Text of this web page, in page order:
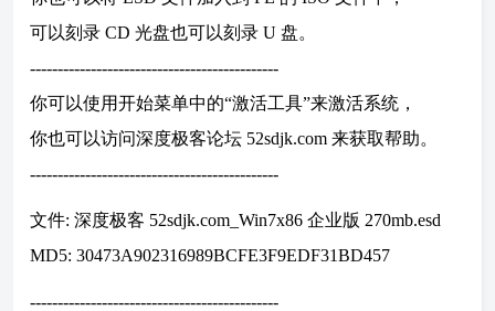
可以刻录 CD 光盘也可以刻录 U 盘。
---------------------------------------------
你可以使用开始菜单中的“激活工具”来激活系统，
你也可以访问深度极客论坛 52sdjk.com 来获取帮助。
---------------------------------------------
文件: 深度极客 52sdjk.com_Win7x86 企业版 270mb.esd
MD5: 30473A902316989BCFE3F9EDF31BD457
---------------------------------------------